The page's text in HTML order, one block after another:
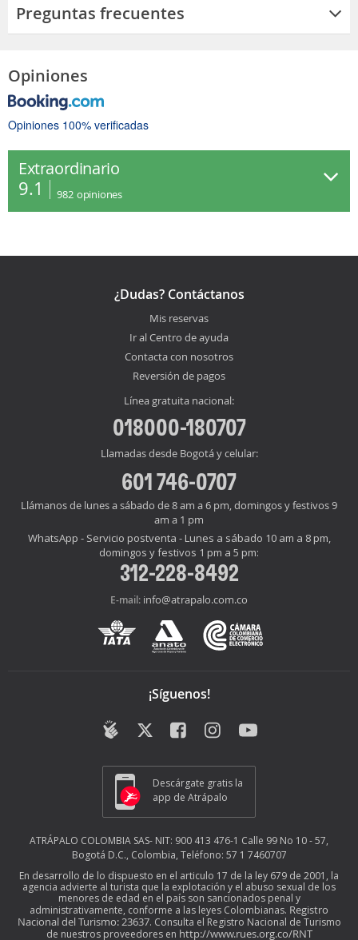
Preguntas frecuentes
Opiniones
Opiniones 100% verificadas
Extraordinario
9.1 982 opiniones
¿Dudas? Contáctanos
Mis reservas
Ir al Centro de ayuda
Contacta con nosotros
Reversión de pagos
Línea gratuita nacional:
018000-180707
Llamadas desde Bogotá y celular:
601 746-0707
Llámanos de lunes a sábado de 8 am a 6 pm, domingos y festivos 9
am a 1 pm
WhatsApp - Servicio postventa - Lunes a sábado 10 am a 8 pm,
domingos y festivos 1 pm a 5 pm:
312-228-8492
E-mail: info@atrapalo.com.co
¡Síguenos!
Descárgate gratis la
app de Atrápalo
ATRÁPALO COLOMBIA SAS- NIT: 900 413 476-1 Calle 99 No 10 - 57,
Bogotá D.C., Colombia, Teléfono: 57 1 7460707
En desarrollo de lo dispuesto en el articulo 17 de la ley 679 de 2001, la
agencia advierte al turista que la explotación y el abuso sexual de los
menores de edad en el país son sancionados penal y
administrativamente, conforme a las leyes Colombianas. Registro
Nacional del Turismo: 23637. Consulta el Registro Nacional de Turismo
de nuestros proveedores en http://www.rues.org.co/RNT